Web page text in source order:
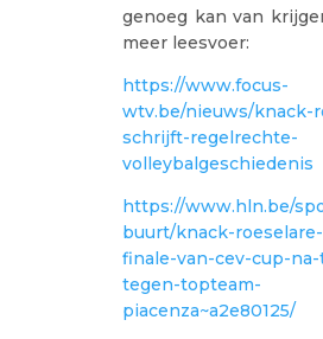
genoeg kan van
meer leesvoer:
https://www.focus-
wtv.be/nieuws/knack-
schrijft-regelrechte-
volleybalgeschiedenis
https://www.hln.be/
buurt/knack-
finale-van-cev-cup-
tegen-topteam-
piacenza~a2e80125/